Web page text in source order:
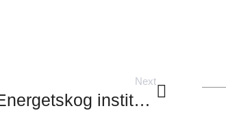
Next
Ravnatelj Energetskog instituta Hrvoje Požar sudjelovao na prvom međunarodnom sajmu ArhiBau.hr